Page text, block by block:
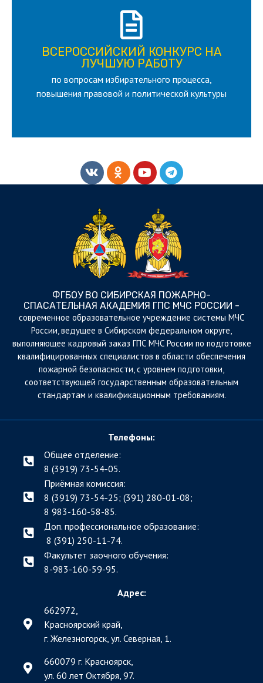
ВСЕРОССИЙСКИЙ КОНКУРС НА
ЛУЧШУЮ РАБОТУ
по вопросам избирательного процесса,
повышения правовой и политической культуры
ВСЕРОССИЙСКИЙ КОНКУРС НА
ЛУЧШУЮ РАБОТУ
для лица старше 18 и моложе 35 лет
ПОДРОБНЕЕ
ФГБОУ ВО СИБИРСКАЯ ПОЖАРНО-
СПАСАТЕЛЬНАЯ АКАДЕМИЯ ГПС МЧС РОССИИ -
cовременное образовательное учреждение системы МЧС
России, ведущее в Сибирском федеральном округе,
выполняющее кадровый заказ ГПС МЧС России по подготовке
квалифицированных специалистов в области обеспечения
пожарной безопасности, с уровнем подготовки,
соответствующей государственным образовательным
стандартам и квалификационным требованиям.
Телефоны:
Общее отделение:
8 (3919) 73-54-05.
Приёмная комиссия:
8 (3919) 73-54-25; (391) 280-01-08;
8 983-160-58-85.
Доп. профессиональное образование:
8 (391) 250-11-74.
Факультет заочного обучения:
8-983-160-59-95.
Адрес:
662972,
Красноярский край,
г. Железногорск, ул. Северная, 1.
660079 г. Красноярск,
ул. 60 лет Октября, 97.